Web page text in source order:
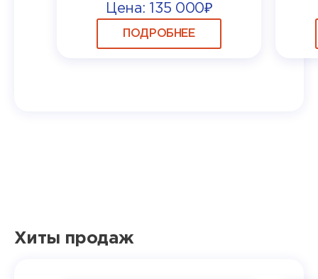
Цена: 135 000₽
ПОДРОБНЕЕ
Хиты продаж